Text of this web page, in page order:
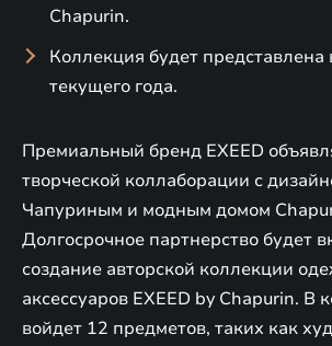
Chapurin.
Коллекция будет представлена
текущего года.
Премиальный бренд EXEED
творческой коллаборации с
Чапуриным и модным домом
Долгосрочное партнерство будет
создание авторской коллекции
аксессуаров EXEED by Chapurin. В
войдет 12 предметов, таких как